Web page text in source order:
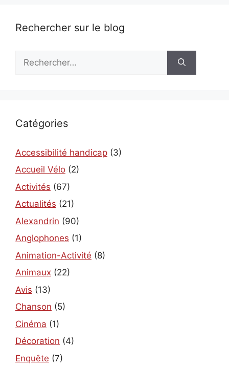
Rechercher sur le blog
Catégories
Accessibilité handicap (3)
Accueil Vélo (2)
Activités (67)
Actualités (21)
Alexandrin (90)
Anglophones (1)
Animation-Activité (8)
Animaux (22)
Avis (13)
Chanson (5)
Cinéma (1)
Décoration (4)
Enquête (7)